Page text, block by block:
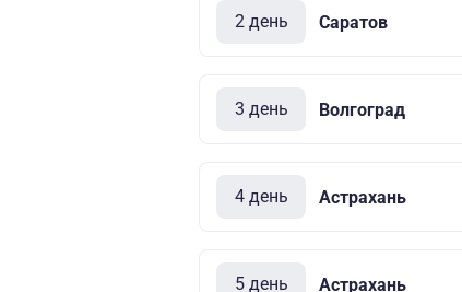
2 день Саратов
3 день Волгоград
4 день Астрахань
5 день Астрахань